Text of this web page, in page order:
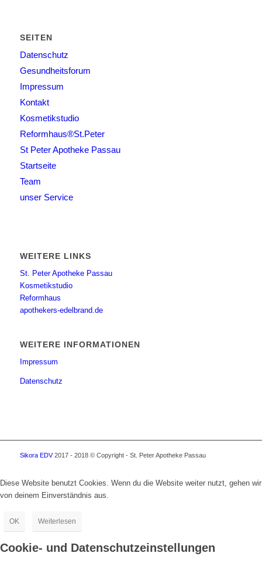
SEITEN
Datenschutz
Gesundheitsforum
Impressum
Kontakt
Kosmetikstudio
Reformhaus®St.Peter
St Peter Apotheke Passau
Startseite
Team
unser Service
WEITERE LINKS
St. Peter Apotheke Passau
Kosmetikstudio
Reformhaus
apothekers-edelbrand.de
WEITERE INFORMATIONEN
Impressum
Datenschutz
Sikora EDV2017 - 2018 © Copyright - St. Peter Apotheke Passau
Diese Website benutzt Cookies. Wenn du die Website weiter nutzt, gehen wir
von deinem Einverständnis aus.
OK Weiterlesen
Cookie- und Datenschutzeinstellungen